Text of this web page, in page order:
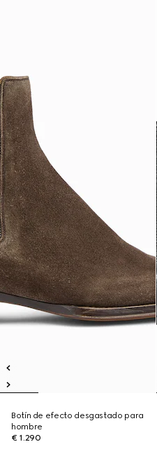
Botín de efecto desgastado para
hombre
€ 1.290